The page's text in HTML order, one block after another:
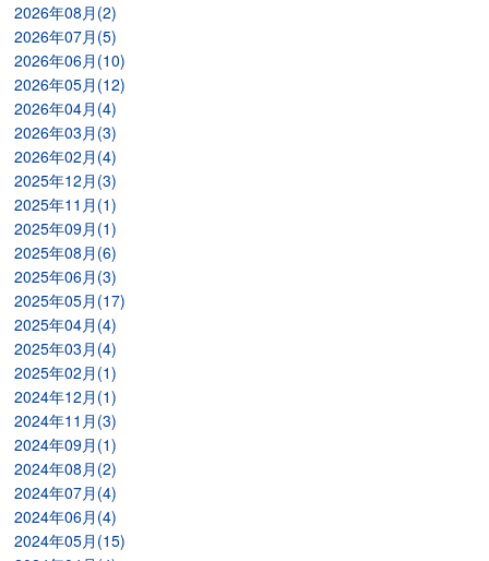
2026年08月(2)
2026年07月(5)
2026年06月(10)
2026年05月(12)
2026年04月(4)
2026年03月(3)
2026年02月(4)
2025年12月(3)
2025年11月(1)
2025年09月(1)
2025年08月(6)
2025年06月(3)
2025年05月(17)
2025年04月(4)
2025年03月(4)
2025年02月(1)
2024年12月(1)
2024年11月(3)
2024年09月(1)
2024年08月(2)
2024年07月(4)
2024年06月(4)
2024年05月(15)